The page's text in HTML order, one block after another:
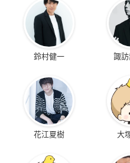
鈴村健一 諏
花江夏樹 大